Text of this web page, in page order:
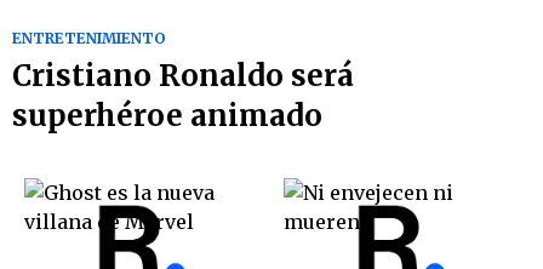
ENTRETENIMIENTO
Cristiano Ronaldo será
superhéroe animado